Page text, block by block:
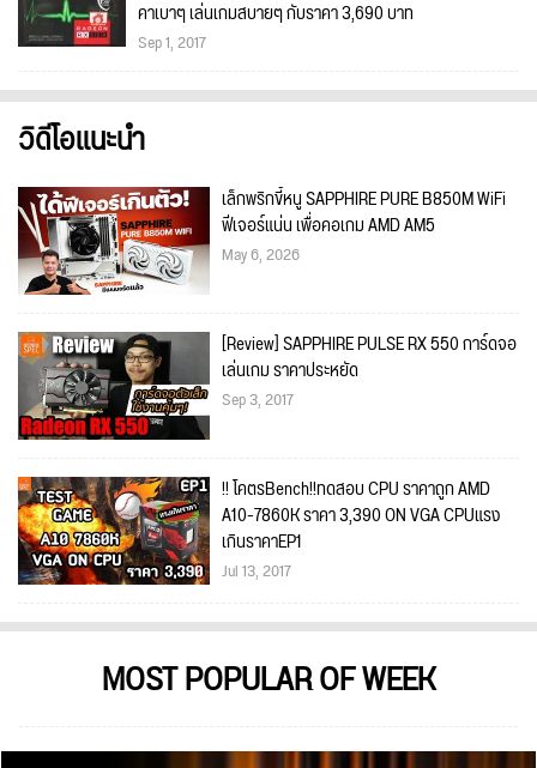
คาเบาๆ เล่นเกมสบายๆ กับราคา 3,690 บาท
Sep 1, 2017
วิดีโอแนะนำ
เล็กพริกขี้หนู SAPPHIRE PURE B850M WiFi
ฟีเจอร์แน่น เพื่อคอเกม AMD AM5
May 6, 2026
[Review] SAPPHIRE PULSE RX 550 การ์ดจอ
เล่นเกม ราคาประหยัด
Sep 3, 2017
!! โคตรBench!!ทดสอบ CPU ราคาถูก AMD
A10-7860K ราคา 3,390 ON VGA CPUแรง
เกินราคาEP1
Jul 13, 2017
MOST POPULAR OF WEEK